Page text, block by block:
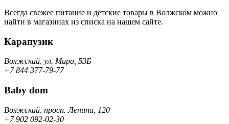
Всегда свежее питание и детские товары в Волжском можно
найти в магазинах из списка на нашем сайте.
Карапузик
Волжский, ул. Мира, 53Б
+7 844 377-79-77
Baby dom
Волжский, просп. Ленина, 120
+7 902 092-02-30